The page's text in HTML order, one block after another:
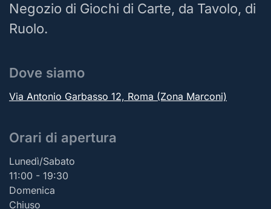
Negozio di Giochi di Carte, da Tavolo, di
Ruolo.
Dove siamo
Via Antonio Garbasso 12, Roma (Zona Marconi)
Orari di apertura
Lunedì/Sabato
11:00 - 19:30
Domenica
Chiuso